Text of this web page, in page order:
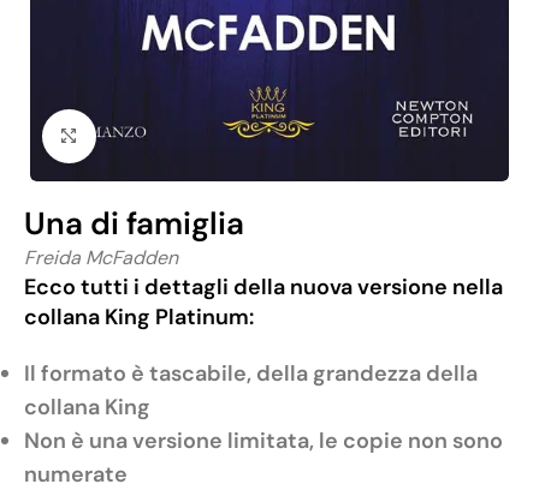
Click to enlarge
Una di famiglia
Freida McFadden
Ecco tutti i dettagli della nuova versione nella
collana King Platinum:
Il formato è tascabile, della grandezza della
collana King
Non è una versione limitata, le copie non sono
numerate